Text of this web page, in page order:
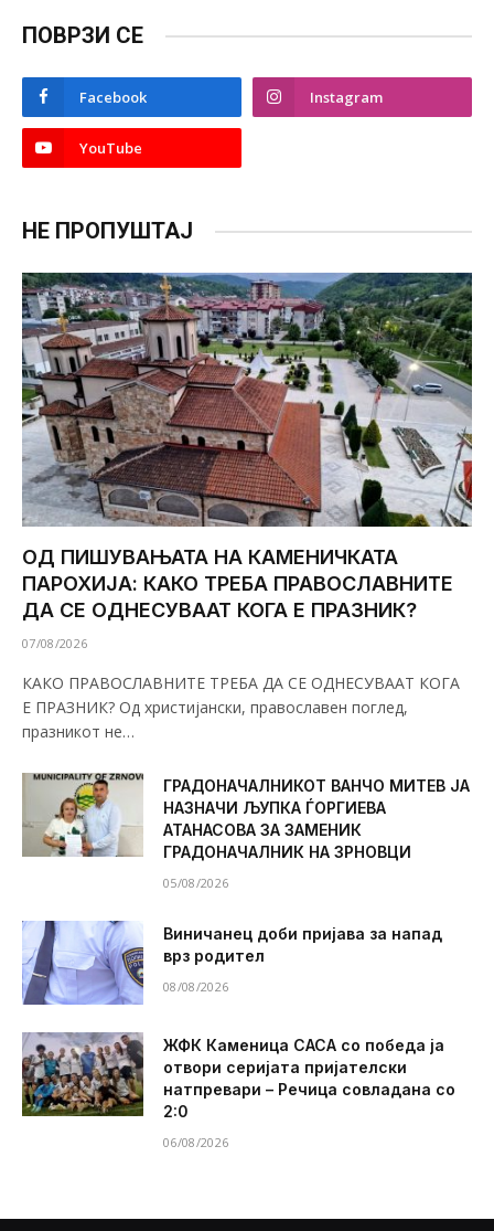
ПОВРЗИ СЕ
Facebook Instagram
YouTube
НЕ ПРОПУШТАЈ
ОД ПИШУВАЊАТА НА КАМЕНИЧКАТА
ПАРОХИЈА: КАКО ТРЕБА ПРАВОСЛАВНИТЕ
ДА СЕ ОДНЕСУВААТ КОГА Е ПРАЗНИК?
07/08/2026
КАКО ПРАВОСЛАВНИТЕ ТРЕБА ДА СЕ ОДНЕСУВААТ КОГА
Е ПРАЗНИК? Од христијански, православен поглед,
празникот не…
ГРАДОНАЧАЛНИКОТ ВАНЧО МИТЕВ ЈА
НАЗНАЧИ ЉУПКА ЃОРГИЕВА
АТАНАСОВА ЗА ЗАМЕНИК
ГРАДОНАЧАЛНИК НА ЗРНОВЦИ
05/08/2026
Виничанец доби пријава за напад
врз родител
08/08/2026
ЖФК Каменица САСА со победа ја
отвори серијата пријателски
натпревари – Речица совладана со
2:0
06/08/2026